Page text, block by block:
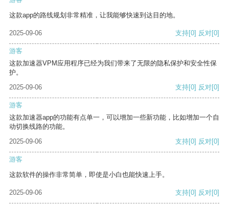
这款app的路线规划非常精准，让我能够快速到达目的地。
2025-09-06 支持[0] 反对[0]
游客
这款加速器VPM应用程序已经为我们带来了无限的隐私保护和安全性保
护。
2025-09-06
支持[0] 反对[0]
游客
这款加速器app的功能有点单一，可以增加一些新功能，比如增加一个自
动切换线路的功能。
2025-09-06
支持[0] 反对[0]
游客
这款软件的操作非常简单，即使是小白也能快速上手。
2025-09-06 支持[0] 反对[0]